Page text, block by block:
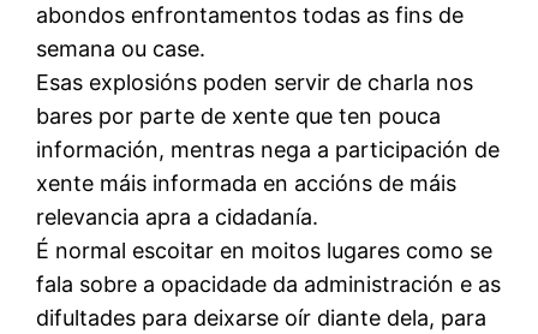
abondos enfrontamentos todas as fins de
semana ou case.
Esas explosións poden servir de charla nos
bares por parte de xente que ten pouca
información, mentras nega a participación de
xente máis informada en accións de máis
relevancia apra a cidadanía.
É normal escoitar en moitos lugares como se
fala sobre a opacidade da administración e as
difultades para deixarse oír diante dela, para